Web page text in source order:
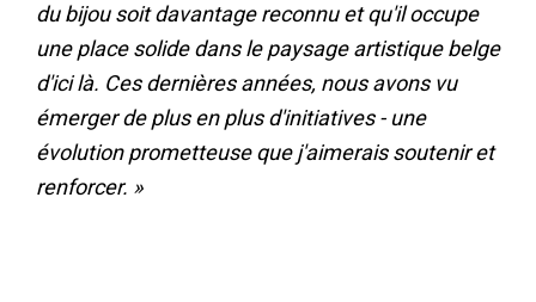
du bijou soit davantage reconnu et qu'il occupe
une place solide dans le paysage artistique belge
d'ici là. Ces dernières années, nous avons vu
émerger de plus en plus d'initiatives - une
évolution prometteuse que j'aimerais soutenir et
renforcer. »